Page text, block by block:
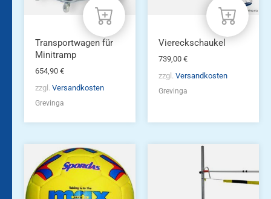
Transportwagen für
Minitramp
654,90 €
zzgl. Versandkosten
Grevinga
Viereckschaukel
739,00 €
zzgl. Versandkosten
Grevinga